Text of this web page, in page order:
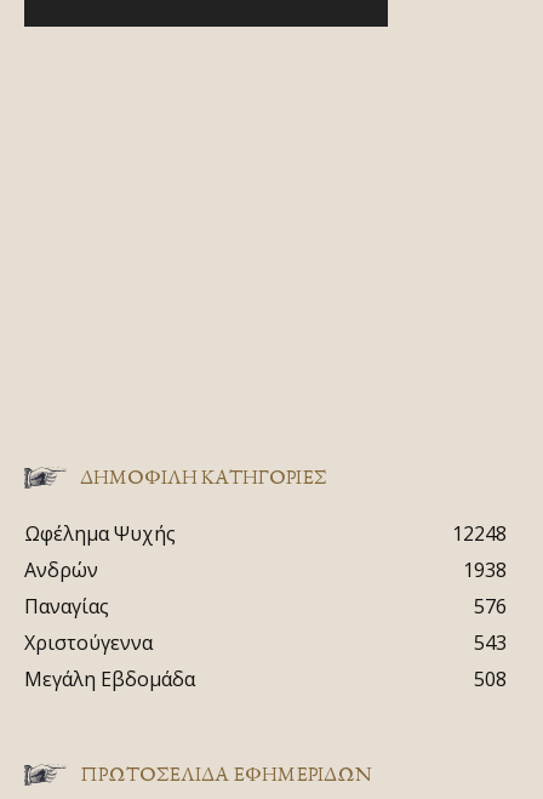
ΔΗΜΟΦΙΛΗ ΚΑΤΗΓΟΡΙΕΣ
Ωφέλημα Ψυχής
12248
Ανδρών
1938
Παναγίας
576
Χριστούγεννα
543
Μεγάλη Εβδομάδα
508
ΠΡΩΤΟΣΈΛΙΔΑ ΕΦΗΜΕΡΊΔΩΝ